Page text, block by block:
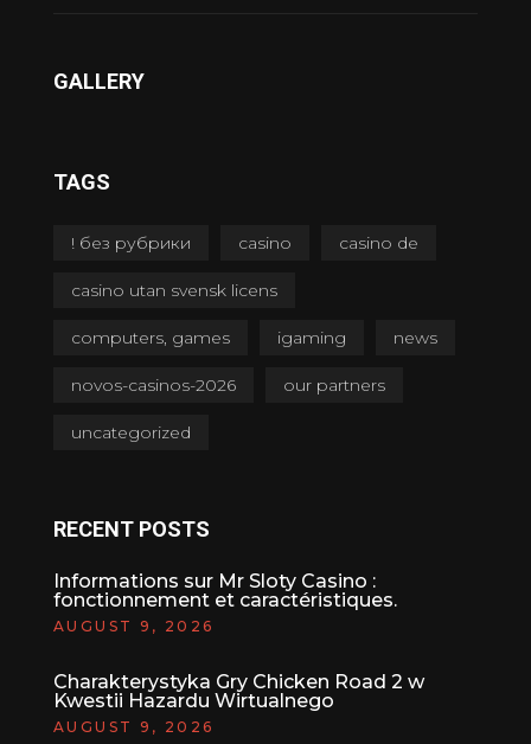
GALLERY
TAGS
! без рубрики casino casino de
casino utan svensk licens
computers, games igaming news
novos-casinos-2026 our partners
uncategorized
RECENT POSTS
Informations sur Mr Sloty Casino :
fonctionnement et caractéristiques.
AUGUST 9, 2026
Charakterystyka Gry Chicken Road 2 w
Kwestii Hazardu Wirtualnego
AUGUST 9, 2026